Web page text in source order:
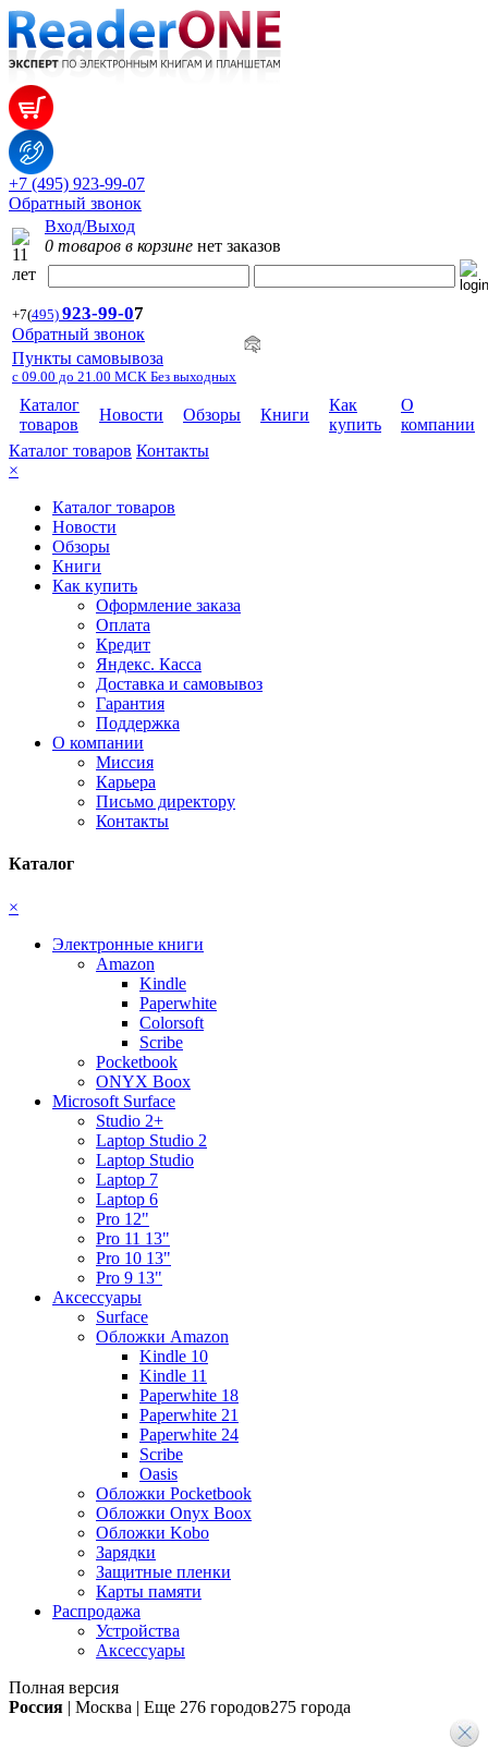
+7 (495) 923-99-07
Обратный звонок
Вход/Выход
0 товаров в корзине нет заказов
+7(495) 923-99-07
Обратный звонок
Пункты самовывоза
с 09.00 до 21.00 МСК Без выходных
Каталог
товаров
Новости Обзоры Книги
Как
купить
О
компании
Каталог товаров Контакты
×
Каталог товаров
Новости
Обзоры
Книги
Как купить
Оформление заказа
Оплата
Кредит
Яндекс. Касса
Доставка и самовывоз
Гарантия
Поддержка
О компании
Миссия
Карьера
Письмо директору
Контакты
Каталог
×
Электронные книги
Amazon
Kindle
Paperwhite
Colorsoft
Scribe
Pocketbook
ONYX Boox
Microsoft Surface
Studio 2+
Laptop Studio 2
Laptop Studio
Laptop 7
Laptop 6
Pro 12"
Pro 11 13"
Pro 10 13"
Pro 9 13"
Аксессуары
Surface
Обложки Amazon
Kindle 10
Kindle 11
Paperwhite 18
Paperwhite 21
Paperwhite 24
Scribe
Oasis
Обложки Pocketbook
Обложки Onyx Boox
Обложки Kobo
Зарядки
Защитные пленки
Карты памяти
Распродажа
Устройства
Аксессуары
Полная версия
Россия | Москва | Еще 276 городов275 города